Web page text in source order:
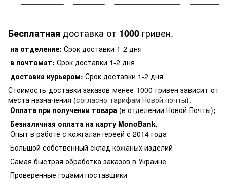
Бесплатная доставка от 1000 гривен.
на отделение: Срок доставки 1-2 дня
в почтомат: Срок доставки 1-2 дня
доставка курьером: Срок доставки 1-2 дня
Стоимость доставки заказов менее 1000 гривен зависит от
места назначения (согласно тарифам Новой почты).
Оплата при получении товара (в отделении Новой Почты);
Безналичная оплата на карту MonoBank.
Опыт в работе с кожгалантереей с 2014 года
Большой собственный склад кожаных изделий
Самая быстрая обработка заказов в Украине
Проверенные годами поставщики